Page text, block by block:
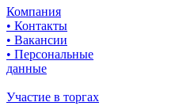
Компания
• Контакты
• Вакансии
• Персональные
данные
Участие в торгах